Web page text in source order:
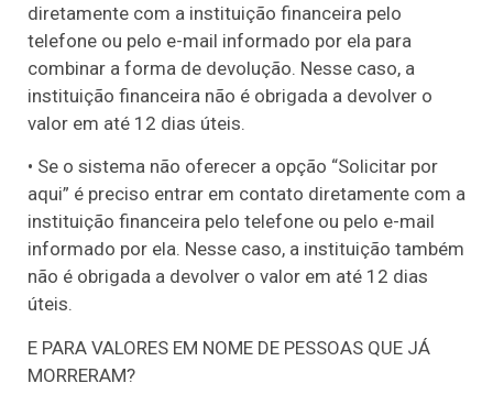
diretamente com a instituição financeira pelo
telefone ou pelo e-mail informado por ela para
combinar a forma de devolução. Nesse caso, a
instituição financeira não é obrigada a devolver o
valor em até 12 dias úteis.
• Se o sistema não oferecer a opção “Solicitar por
aqui” é preciso entrar em contato diretamente com a
instituição financeira pelo telefone ou pelo e-mail
informado por ela. Nesse caso, a instituição também
não é obrigada a devolver o valor em até 12 dias
úteis.
E PARA VALORES EM NOME DE PESSOAS QUE JÁ
MORRERAM?